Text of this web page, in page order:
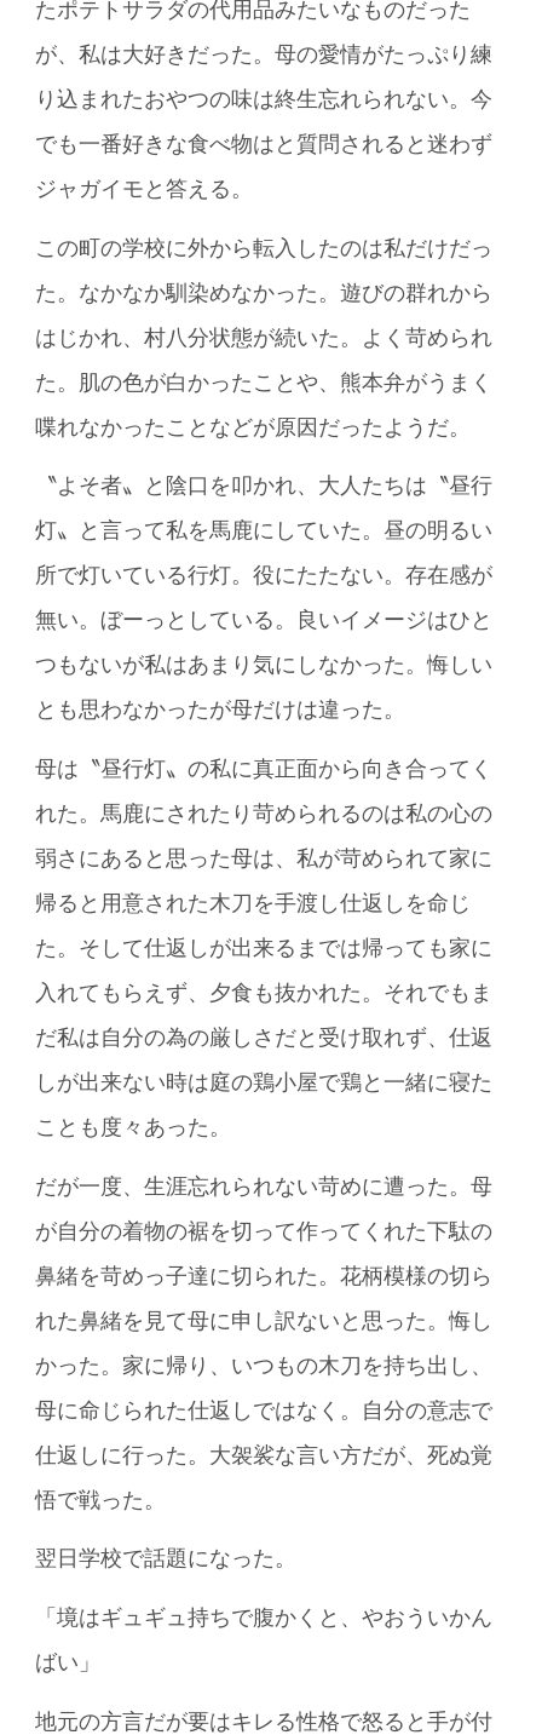
たポテトサラダの代用品みたいなものだった
が、私は大好きだった。母の愛情がたっぷり練
り込まれたおやつの味は終生忘れられない。今
でも一番好きな食べ物はと質問されると迷わず
ジャガイモと答える。
この町の学校に外から転入したのは私だけだっ
た。なかなか馴染めなかった。遊びの群れから
はじかれ、村八分状態が続いた。よく苛められ
た。肌の色が白かったことや、熊本弁がうまく
喋れなかったことなどが原因だったようだ。
〝よそ者〟と陰口を叩かれ、大人たちは〝昼行
灯〟と言って私を馬鹿にしていた。昼の明るい
所で灯いている行灯。役にたたない。存在感が
無い。ぼーっとしている。良いイメージはひと
つもないが私はあまり気にしなかった。悔しい
とも思わなかったが母だけは違った。
母は〝昼行灯〟の私に真正面から向き合ってく
れた。馬鹿にされたり苛められるのは私の心の
弱さにあると思った母は、私が苛められて家に
帰ると用意された木刀を手渡し仕返しを命じ
た。そして仕返しが出来るまでは帰っても家に
入れてもらえず、夕食も抜かれた。それでもま
だ私は自分の為の厳しさだと受け取れず、仕返
しが出来ない時は庭の鶏小屋で鶏と一緒に寝た
ことも度々あった。
だが一度、生涯忘れられない苛めに遭った。母
が自分の着物の裾を切って作ってくれた下駄の
鼻緒を苛めっ子達に切られた。花柄模様の切ら
れた鼻緒を見て母に申し訳ないと思った。悔し
かった。家に帰り、いつもの木刀を持ち出し、
母に命じられた仕返しではなく。自分の意志で
仕返しに行った。大袈裟な言い方だが、死ぬ覚
悟で戦った。
翌日学校で話題になった。
「境はギュギュ持ちで腹かくと、やおういかん
ばい」
地元の方言だが要はキレる性格で怒ると手が付